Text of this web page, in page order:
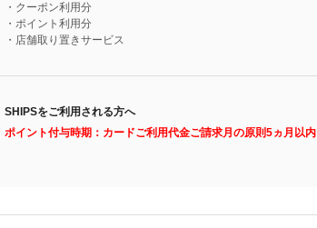
・クーポン利用分
・ポイント利用分
・店舗取り置きサービス
SHIPSをご利用される方へ
ポイント付与時期：カードご利用代金ご請求月の原則5ヵ月以内